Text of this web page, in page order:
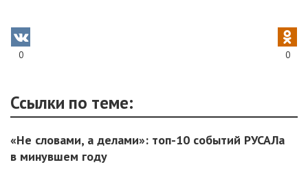
0 0
Ссылки по теме:
«Не словами, а делами»: топ-10 событий РУСАЛа
в минувшем году